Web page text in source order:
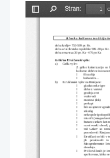
Preklopi
Stran:
Rimska kulturna tradicija
doba kraljev 753-509 pr. Kr.
doba aristokratske republike 509-30 pr. Kr.
doba cesarstva 30 pr. Kr.- 476 po Kr.
Grški in Etruščanski vpliv:
a)
Grški vpliv:
Z grško kolonizacijo so
kulturne dobrine in
o
filozofija
o
božanstva...
b)
Etruščanski vpliv na Rimljane:
gladiatorske igre
dirke z vozovi
gradnja cest
o
vodovodi
o
mostovi (lok)
o
prekopi
o
bili so spretni
o
srkofag
o
nekropole
o
triumfi
o
butara s sekiro kot
o
razni verski obredi,
o
Od Grkov so
posredovali
o
Etruščani so bili v
jih   preobrazili
Mnogeelemente
današnja.
o
Pri Etruščanih je
spoštovana, lahko